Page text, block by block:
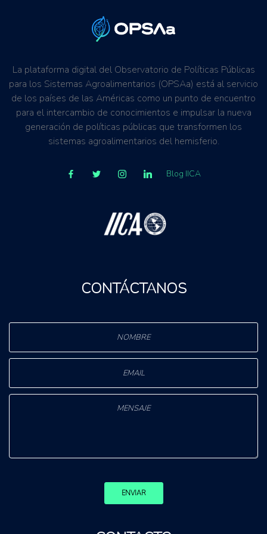
La plataforma digital del Observatorio de Políticas Públicas
para los Sistemas Agroalimentarios (OPSAa) está al servicio
de los países de las Américas como un punto de encuentro
para el intercambio de conocimientos e impulsar la nueva
generación de políticas públicas que transformen los
sistemas agroalimentarios del hemisferio.
Blog IICA
CONTÁCTANOS
ENVIAR